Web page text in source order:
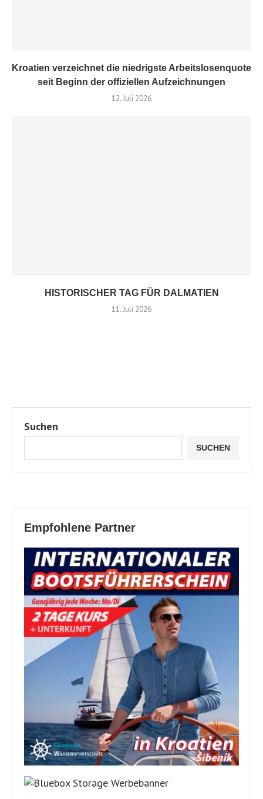
Kroatien verzeichnet die niedrigste Arbeitslosenquote
seit Beginn der offiziellen Aufzeichnungen
12. Juli 2026
HISTORISCHER TAG FÜR DALMATIEN
11. Juli 2026
Suchen
SUCHEN
Empfohlene Partner